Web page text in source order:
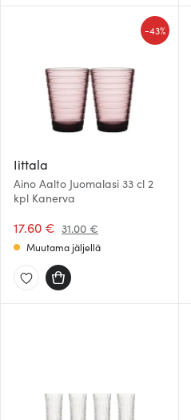
Iittala
Aino Aalto Juomalasi 33 cl 2
kpl Kanerva
17.60 € 31.00 €
-43%
Muutama jäljellä